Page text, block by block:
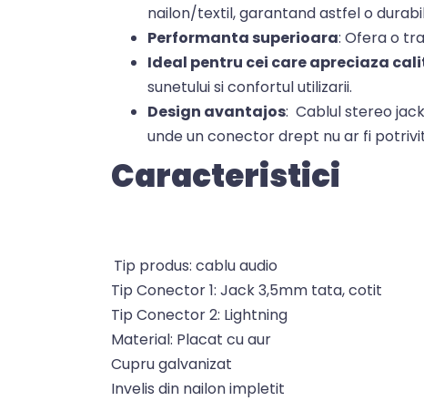
nailon/textil, garantand astfel o
Performanta superioara: Ofera o
Ideal pentru cei care apreciaza
sunetului si confortul utilizarii.
Design avantajos: Cablul stereo
unde un conector drept nu ar fi
Caracteristici
Tip produs: cablu audio
Tip Conector 1: Jack 3,5mm tata, cotit
Tip Conector 2: Lightning
Material: Placat cu aur
Cupru galvanizat
Invelis din nailon impletit